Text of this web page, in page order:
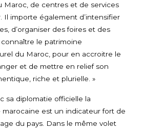
Maroc, de centres et de services
Il importe également d’intensifier
d’organiser des foires et des
le patrimoine
du Maroc, pour en accroitre le
et de mettre en relief son
riche et plurielle. »
sa diplomatie officielle la
est un indicateur fort de
du pays. Dans le même volet